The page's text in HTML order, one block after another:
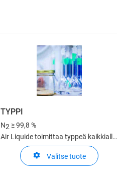
TYPPI
N2 ≥ 99,8 %
Air Liquide toimittaa typpeä kaikkialla
Euroopassa toimitustavoilla, jotka
sopivat asiakkaidemme tarpeisiin:
pulloina, nesteenä tai on-site
Valitse tuote